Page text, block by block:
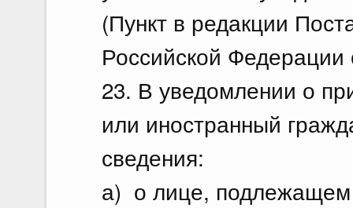
(Пункт в редакции
Российской
23. В уведомлении о
или иностранный
сведения:
а) о лице, подлежащем